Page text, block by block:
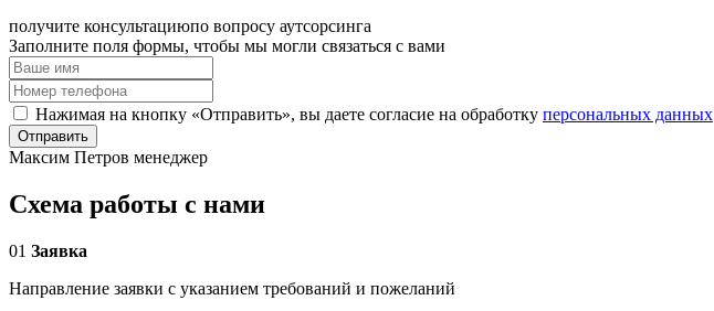
получите консультациюпо вопросу аутсорсинга
Заполните поля формы, чтобы мы могли связаться с вами
Нажимая на кнопку «Отправить», вы даете согласие на обработку персональных данных
Отправить
Максим Петров менеджер
Схема работы с нами
01 Заявка
Направление заявки с указанием требований и пожеланий